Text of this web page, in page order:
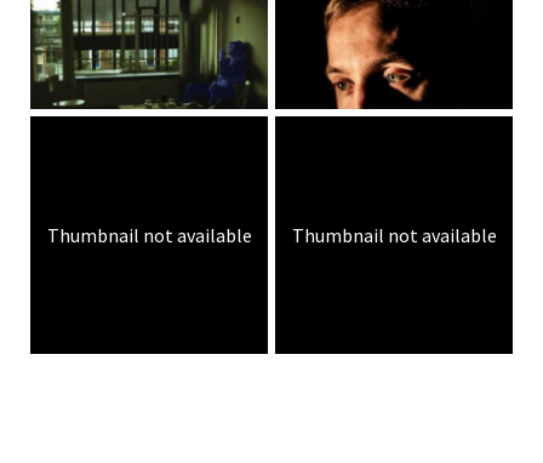
Thumbnail not available Thumbnail not available